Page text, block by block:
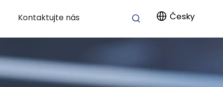
Kontaktujte nás Česky